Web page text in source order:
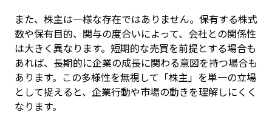
また、株主は一様な存在ではありません。保有する株式
数や保有目的、関与の度合いによって、会社との関係性
は大きく異なります。短期的な売買を前提とする場合も
あれば、長期的に企業の成長に関わる意図を持つ場合も
あります。この多様性を無視して「株主」を単一の立場
として捉えると、企業行動や市場の動きを理解しにくく
なります。